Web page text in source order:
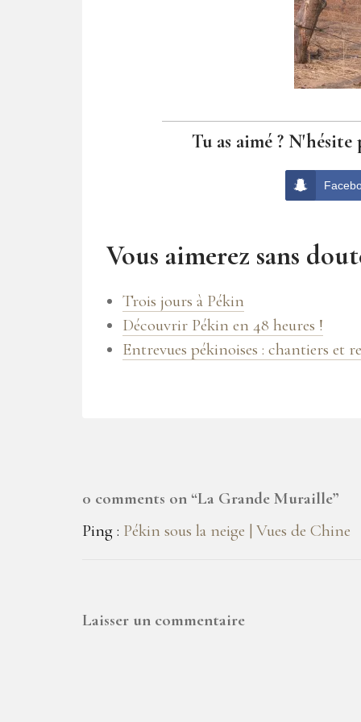
Tu as aimé ? N'hésite
Vous aimerez sans
Trois jours à Pékin
Découvrir Pékin en 48 heures !
Entrevues pékinoises : chantiers et
0 comments on “La Grande Muraille”
Ping : Pékin sous la neige | Vues de Chine
Laisser un commentaire